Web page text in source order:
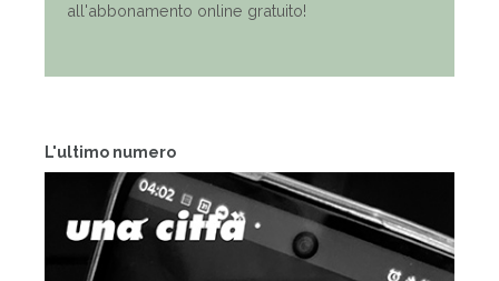
L'ultimo numero
all'abbonamento online gratuito!